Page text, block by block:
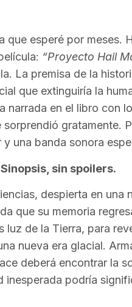
que esperé por meses.
“Proyecto Hail
La premisa de la
que extinguiría la
narrada en el libro con
gratamente.
una banda sonora
sin spoilers.
despierta en una
que su memoria
luz de la Tierra, para
nueva era glacial.
deberá encontrar la
inesperada podría